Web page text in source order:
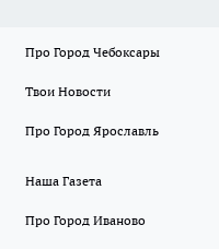
Про Город Чебоксары
Твои Новости
Про Город Ярославль
Наша Газета
Про Город Иваново